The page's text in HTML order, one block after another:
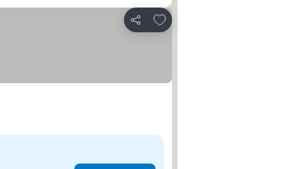
Partilhar
Adicionar aos favoritos